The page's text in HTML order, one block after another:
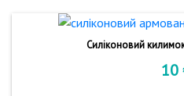
Силіконовий
10